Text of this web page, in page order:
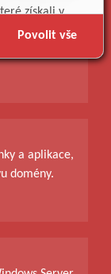
získali v
Povolit vše
IT.
a aplikace,
domény.